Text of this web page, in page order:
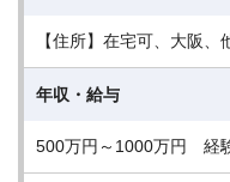
【住所】在宅可、大阪、
年収・給与
500万円～1000万円 経